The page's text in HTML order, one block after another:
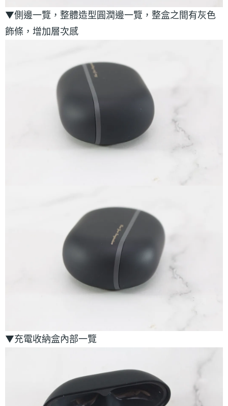
▼側邊一覽，整體造型圓潤邊一覽，整盒之間有灰色
飾條，增加層次感
▼充電收納盒內部一覽